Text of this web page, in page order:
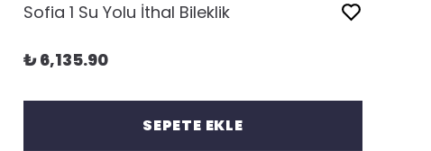
Sofia 1 Su Yolu İthal Bileklik
₺ 6,135.90
SEPETE EKLE